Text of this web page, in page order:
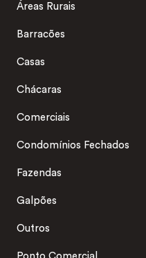
Áreas Rurais
Barracões
Casas
Chácaras
Comerciais
Condomínios Fechados
Fazendas
Galpões
Outros